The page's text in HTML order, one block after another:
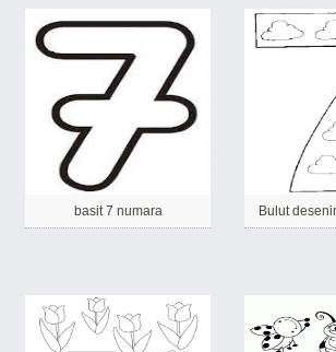
basit 7 numara Bulut